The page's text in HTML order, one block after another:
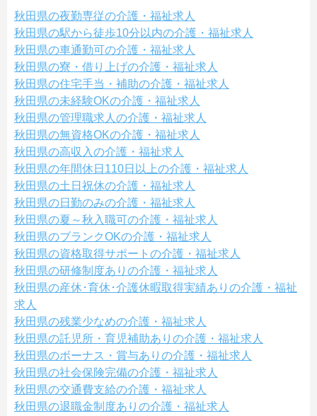
秋田県の夜勤専従の介護・福祉求人
秋田県の駅から徒歩10分以内の介護・福祉求人
秋田県の車通勤可の介護・福祉求人
秋田県の寮・借り上げの介護・福祉求人
秋田県の住宅手当・補助の介護・福祉求人
秋田県の未経験OKの介護・福祉求人
秋田県の管理職求人の介護・福祉求人
秋田県の無資格OKの介護・福祉求人
秋田県の高収入の介護・福祉求人
秋田県の年間休日110日以上の介護・福祉求人
秋田県の土日祝休の介護・福祉求人
秋田県の日勤のみの介護・福祉求人
秋田県の夏～秋入職可の介護・福祉求人
秋田県のブランクOKの介護・福祉求人
秋田県の資格取得サポートの介護・福祉求人
秋田県の研修制度ありの介護・福祉求人
秋田県の産休･育休･介護休暇取得実績ありの介護・福祉
求人
秋田県の残業少なめの介護・福祉求人
秋田県の託児所・育児補助ありの介護・福祉求人
秋田県のボーナス・賞与ありの介護・福祉求人
秋田県の社会保険完備の介護・福祉求人
秋田県の交通費支給の介護・福祉求人
秋田県の退職金制度ありの介護・福祉求人